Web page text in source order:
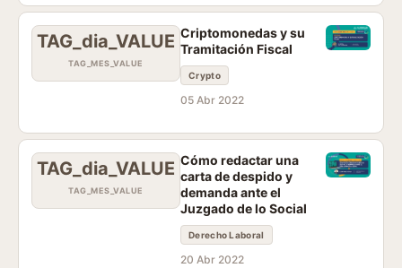
TAG_dia_VALUE
TAG_MES_VALUE
Criptomonedas y su
Tramitación Fiscal
Crypto
05 Abr 2022
TAG_dia_VALUE
TAG_MES_VALUE
Cómo redactar una
carta de despido y
demanda ante el
Juzgado de lo Social
Derecho Laboral
20 Abr 2022